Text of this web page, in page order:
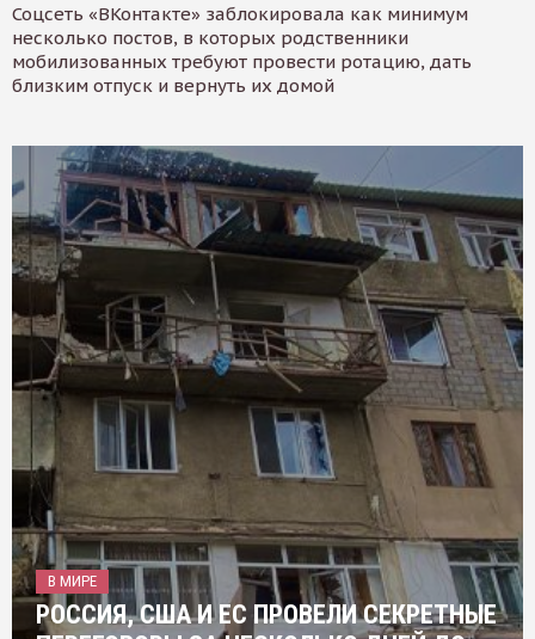
Соцсеть «ВКонтакте» заблокировала как минимум
несколько постов, в которых родственники
мобилизованных требуют провести ротацию, дать
близким отпуск и вернуть их домой
В МИРЕ
РОССИЯ, США И ЕС ПРОВЕЛИ СЕКРЕТНЫЕ